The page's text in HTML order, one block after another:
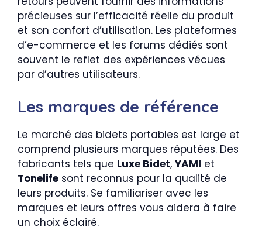
précieuses sur l’efficacité réelle du produit
et son confort d’utilisation. Les plateformes
d’e-commerce et les forums dédiés sont
souvent le reflet des expériences vécues
par d’autres utilisateurs.
Les marques de référence
Le marché des bidets portables est large et
comprend plusieurs marques réputées. Des
fabricants tels que Luxe Bidet, YAMI et
Tonelife sont reconnus pour la qualité de
leurs produits. Se familiariser avec les
marques et leurs offres vous aidera à faire
un choix éclairé.